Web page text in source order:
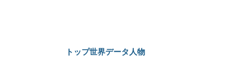
トップ世界データ 人物